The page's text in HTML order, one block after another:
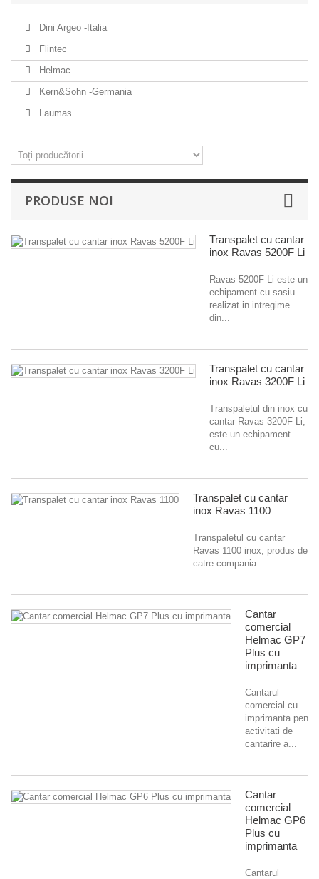
Dini Argeo -Italia
Flintec
Helmac
Kern&Sohn -Germania
Laumas
PRODUSE NOI
Transpalet cu cantar
inox Ravas 5200F Li
Ravas 5200F Li este un
echipament cu sasiu
realizat in intregime
din...
Transpalet cu cantar
inox Ravas 3200F Li
Transpaletul din inox cu
cantar Ravas 3200F Li,
este un echipament
cu...
Transpalet cu cantar
inox Ravas 1100
Transpaletul cu cantar
Ravas 1100 inox, produs de
catre compania...
Cantar
comercial
Helmac GP7
Plus cu
imprimanta
Cantarul
comercial cu
imprimanta pentru
activitati de
cantarire a...
Cantar
comercial
Helmac GP6
Plus cu
imprimanta
Cantarul